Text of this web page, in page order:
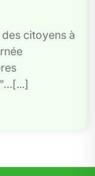
citoyens à